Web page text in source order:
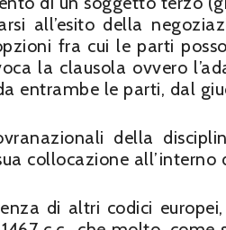
all’esito della
fra cui le parti
la clausola ovvero
entrambe le parti, dal
della
collocazione all’interno
di altri codici